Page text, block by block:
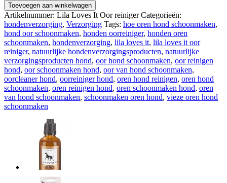
Loves
It
Oor
reiniger
aantal
Toevoegen aan winkelwagen
Artikelnummer: Lila Loves It Oor reiniger Categorieën:
hondenverzorging, Verzorging Tags: hoe oren hond schoonmaken,
hond oor schoonmaken, honden oorreiniger, honden oren
schoonmaken, hondenverzorging, lila loves it, lila loves it oor
reiniger, natuurlijke hondenverzorgingsproducten, natuurlijke
verzorgingsproducten hond, oor hond schoonmaken, oor reinigen
hond, oor schoonmaken hond, oor van hond schoonmaken,
oorcleaner hond, oorreiniger hond, oren hond reinigen, oren hond
schoonmaken, oren reinigen hond, oren schoonmaken hond, oren
van hond schoonmaken, schoonmaken oren hond, vieze oren hond
schoonmaken